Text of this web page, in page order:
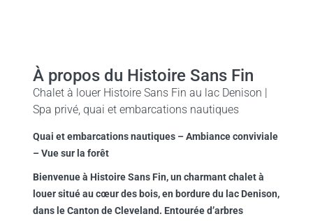
À propos du Histoire Sans Fin
Chalet à louer Histoire Sans Fin au lac Denison |
Spa privé, quai et embarcations nautiques
Quai et embarcations nautiques – Ambiance conviviale
– Vue sur la forêt
Bienvenue à Histoire Sans Fin, un charmant chalet à
louer situé au cœur des bois, en bordure du lac Denison,
dans le Canton de Cleveland. Entourée d’arbres